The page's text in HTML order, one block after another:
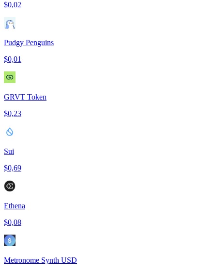
$0,02
Pudgy Penguins
$0,01
GRVT Token
$0,23
Sui
$0,69
Ethena
$0,08
Metronome Synth USD